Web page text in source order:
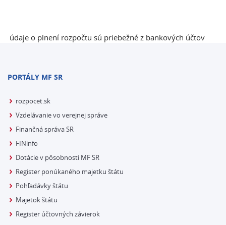
údaje o plnení rozpočtu sú priebežné z bankových účtov
PORTÁLY MF SR
rozpocet.sk
Vzdelávanie vo verejnej správe
Finančná správa SR
FINinfo
Dotácie v pôsobnosti MF SR
Register ponúkaného majetku štátu
Pohľadávky štátu
Majetok štátu
Register účtovných závierok